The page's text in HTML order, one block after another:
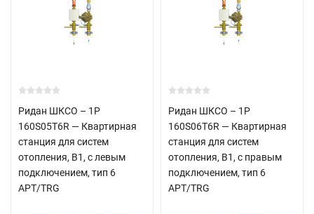
Ридан ШКСО – 1Р
160S05T6R — Квартирная
станция для систем
отопления, В1, с левым
подключением, тип 6
APT/TRG
Ридан ШКСО – 1Р
160S06T6R — Квартирная
станция для систем
отопления, В1, с правым
подключением, тип 6
APT/TRG